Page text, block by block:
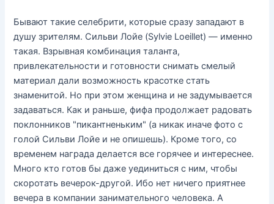
Бывают такие селебрити, которые сразу западают в
душу зрителям. Сильви Лойе (Sylvie Loeillet) — именно
такая. Взрывная комбинация таланта,
привлекательности и готовности снимать смелый
материал дали возможность красотке стать
знаменитой. Но при этом женщина и не задумывается
задаваться. Как и раньше, фифа продолжает радовать
поклонников "пикантненьким" (а никак иначе фото с
голой Сильви Лойе и не опишешь). Кроме того, со
временем награда делается все горячее и интереснее.
Много кто готов бы даже уединиться с ним, чтобы
скоротать вечерок-другой. Ибо нет ничего приятнее
вечера в компании занимательного человека. А